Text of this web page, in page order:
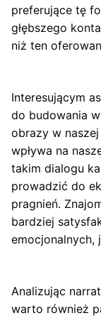
preferujące tę
głębszego
niż ten
Interesującym
do budowania
obrazy w
wpływa na
takim dialogu
prowadzić do
pragnień.
bardziej
emocjonalnych,
Analizując
warto również